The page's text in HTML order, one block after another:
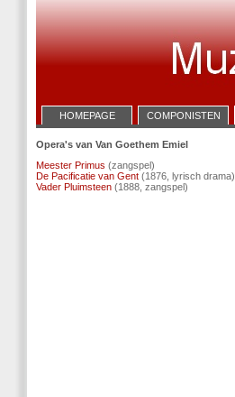
HOMEPAGE COMPONISTEN
Opera's van Van Goethem Emiel
Meester Primus (zangspel)
De Pacificatie van Gent (1876, lyrisch drama)
Vader Pluimsteen (1888, zangspel)